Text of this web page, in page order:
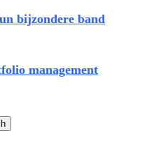
bijzondere band
management